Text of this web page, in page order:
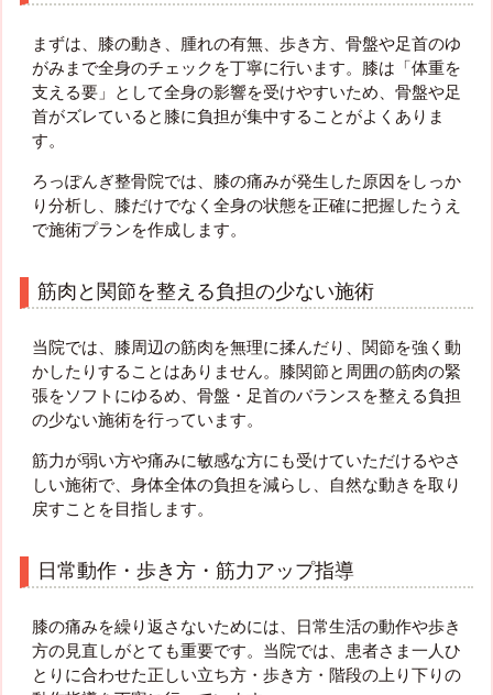
まずは、膝の動き、腫れの有無、歩き方、骨盤や足首のゆ
がみまで全身のチェックを丁寧に行います。膝は「体重を
支える要」として全身の影響を受けやすいため、骨盤や足
首がズレていると膝に負担が集中することがよくありま
す。
ろっぽんぎ整骨院では、膝の痛みが発生した原因をしっか
り分析し、膝だけでなく全身の状態を正確に把握したうえ
で施術プランを作成します。
筋肉と関節を整える負担の少ない施術
当院では、膝周辺の筋肉を無理に揉んだり、関節を強く動
かしたりすることはありません。膝関節と周囲の筋肉の緊
張をソフトにゆるめ、骨盤・足首のバランスを整える負担
の少ない施術を行っています。
筋力が弱い方や痛みに敏感な方にも受けていただけるやさ
しい施術で、身体全体の負担を減らし、自然な動きを取り
戻すことを目指します。
日常動作・歩き方・筋力アップ指導
膝の痛みを繰り返さないためには、日常生活の動作や歩き
方の見直しがとても重要です。当院では、患者さま一人ひ
とりに合わせた正しい立ち方・歩き方・階段の上り下りの